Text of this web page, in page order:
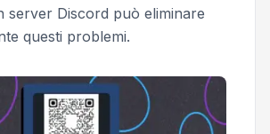
server Discord può eliminare
questi problemi.